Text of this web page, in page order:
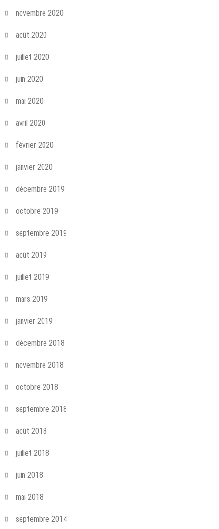
novembre 2020
août 2020
juillet 2020
juin 2020
mai 2020
avril 2020
février 2020
janvier 2020
décembre 2019
octobre 2019
septembre 2019
août 2019
juillet 2019
mars 2019
janvier 2019
décembre 2018
novembre 2018
octobre 2018
septembre 2018
août 2018
juillet 2018
juin 2018
mai 2018
septembre 2014